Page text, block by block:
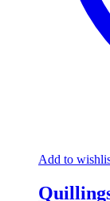
Add to